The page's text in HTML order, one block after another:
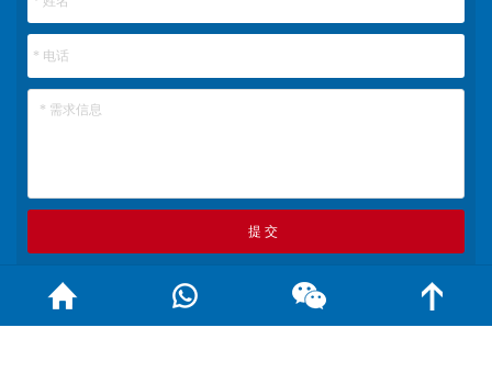
版权所有：© 2022 中山市浩通橡塑制品有限公司 传真：0760-88400753